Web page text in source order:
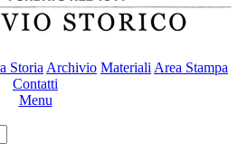
Storia Archivio Materiali Area Stampa
Contatti
Menu